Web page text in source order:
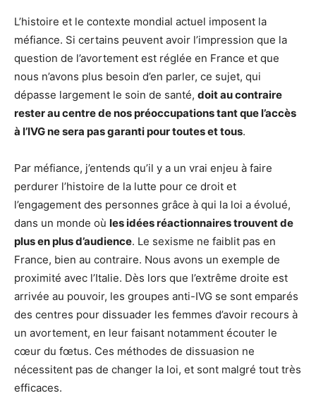
L’histoire et le contexte mondial actuel imposent la
méfiance. Si certains peuvent avoir l’impression que la
question de l’avortement est réglée en France et que
nous n’avons plus besoin d’en parler, ce sujet, qui
dépasse largement le soin de santé, doit au contraire
rester au centre de nos préoccupations tant que l’accès
à l’IVG ne sera pas garanti pour toutes et tous.
Par méfiance, j’entends qu’il y a un vrai enjeu à faire
perdurer l’histoire de la lutte pour ce droit et
l’engagement des personnes grâce à qui la loi a évolué,
dans un monde où les idées réactionnaires trouvent de
plus en plus d’audience. Le sexisme ne faiblit pas en
France, bien au contraire. Nous avons un exemple de
proximité avec l’Italie. Dès lors que l’extrême droite est
arrivée au pouvoir, les groupes anti-IVG se sont emparés
des centres pour dissuader les femmes d’avoir recours à
un avortement, en leur faisant notamment écouter le
cœur du fœtus. Ces méthodes de dissuasion ne
nécessitent pas de changer la loi, et sont malgré tout très
efficaces.